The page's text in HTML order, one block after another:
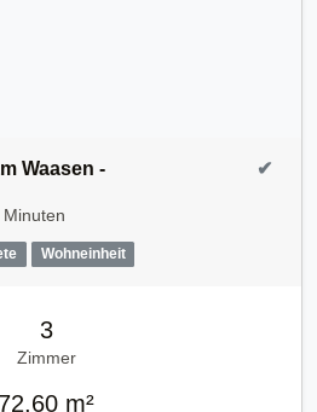
Waasen -
Wohneinheit
✔
3
Zimmer
72,60 m²